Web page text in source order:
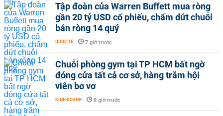
Tập đoàn của Warren Buffett mua ròng
gần 20 tỷ USD cổ phiếu, chấm dứt chuỗi
bán ròng 14 quý
QUỐC TẾ - 7 giờ trước
Chuỗi phòng gym tại TP HCM bất ngờ
đóng cửa tất cả cơ sở, hàng trăm hội
viên bơ vơ
KINH DOANH - 8 giờ trước